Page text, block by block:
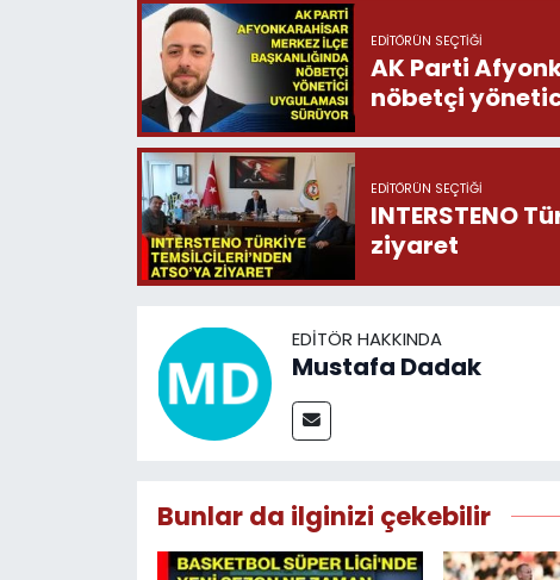
EDITÖRÜN SEÇTIĞI
AK Parti
nöbetçi
EDITÖRÜN SEÇTIĞI
INTERSTENO
ziyaret
EDITÖR HAKKINDA
Mustafa Dadak
Bunlar da ilginizi çekebilir